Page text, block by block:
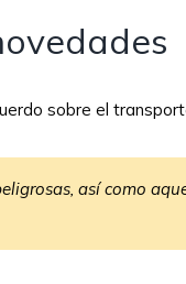
sobre el
así como